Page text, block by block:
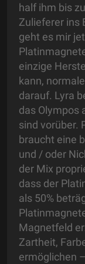
half ihm bis
Zulieferer ins
geht es mir
einzige
kann,
darauf. Lyra
das Olympos
sind vorüber.
braucht eine
und / oder
der Mix
dass der
als 50%
Magnetfeld
Zartheit,
ermöglichen